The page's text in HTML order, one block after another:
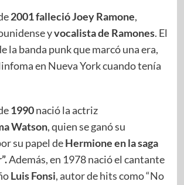
2001 falleció Joey Ramone,
yvocalista de Ramones. El
la banda punk que marcó una era,
en Nueva York cuando tenía
1990nació la actriz
Watson, quien se ganó su
su papel deHermione en la saga
Además, en 1978 nació el cantante
Luis Fonsi, autor de hits como “No